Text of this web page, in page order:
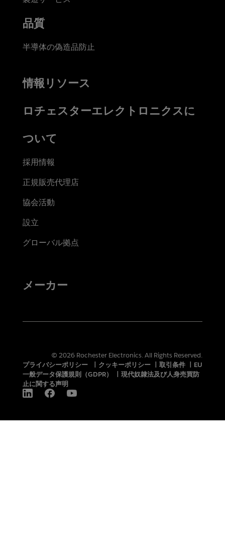
品質
半導体の偽造品防止
情報リソース
ロチェスターエレクトロニクスに
ついて
採用情報
正規販売代理店
協会活動
設立
グローバル拠点
メーカー
© 2026 Rochester Electronics. All Rights Reserved.
プライバシーポリシー
クッキーポリシー 取引条件
EU
一般データ保護規則（GDPR）
現代奴隷法及び人身売買防
止に関する声明